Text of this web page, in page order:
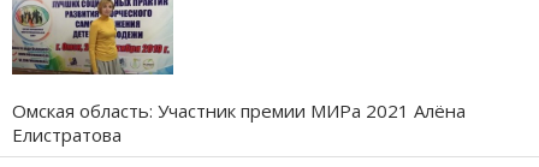
Омская область: Участник премии МИРа 2021 Алёна
Елистратова